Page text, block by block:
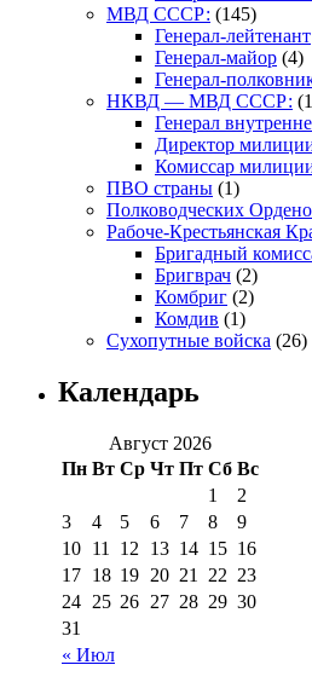
МВД СССР: (145)
Генерал-лейтенант
Генерал-майор (4)
Генерал-
НКВД — МВД СССР:
Генерал
Директор
Комиссар
ПВО страны (1)
Полководческих
Рабоче-Крестьянская
Бригадный
Бригврач (2)
Комбриг (2)
Комдив (1)
Сухопутные войска (26)
Календарь
Август 2026
Пн Вт Ср Чт Пт Сб Вс
« Июл
1
2
3
4 5 6 7 8
9
10 11 12 13 14 15 16
17 18 19 20 21 22 23
24 25 26 27 28 29 30
31